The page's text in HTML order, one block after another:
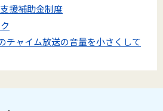
援補助金制度
チャイム放送の音量を小さくして